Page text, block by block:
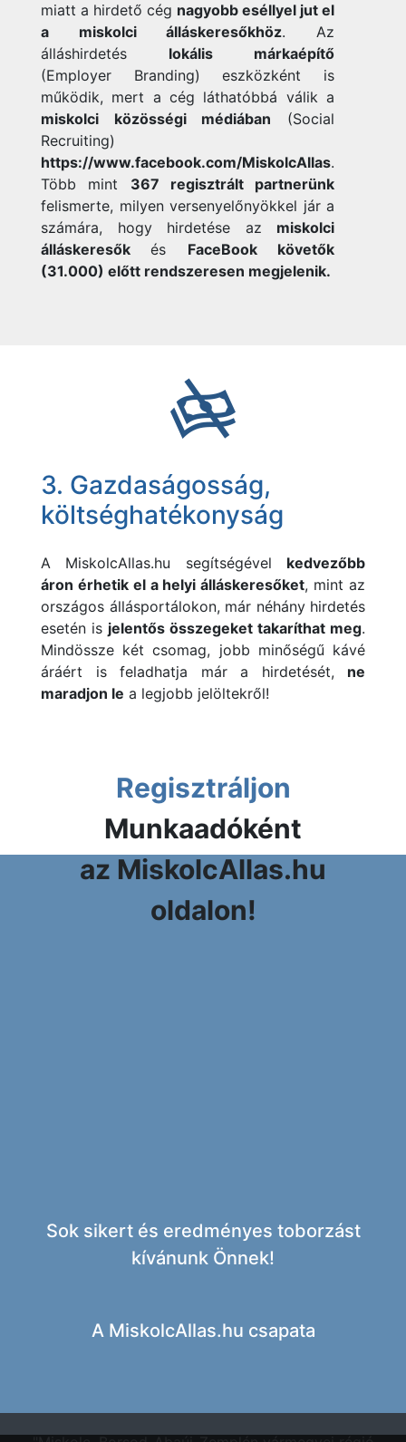
miatt a hirdető cég nagyobb eséllyel jut el
a miskolci álláskeresőkhöz. Az
álláshirdetés lokális márkaépítő
(Employer Branding) eszközként is
működik, mert a cég láthatóbbá válik a
miskolci közösségi médiában (Social
Recruiting)
https://www.facebook.com/MiskolcAllas.
Több mint 367 regisztrált partnerünk
felismerte, milyen versenyelőnyökkel jár a
számára, hogy hirdetése az miskolci
álláskeresőkés FaceBook követők
(31.000) előtt rendszeresen megjelenik.
3. Gazdaságosság,
költséghatékonyság
A MiskolcAllas.hu segítségével kedvezőbb
áron érhetik el a helyi álláskeresőket, mint az
országos állásportálokon, már néhány hirdetés
esetén is jelentős összegeket takaríthat meg.
Mindössze két csomag, jobb minőségű kávé
áráért is feladhatja már a hirdetését, ne
maradjon le a legjobb jelöltekről!
Regisztráljon
Munkaadóként
az MiskolcAllas.hu
oldalon!
Sok sikert és eredményes toborzást
kívánunk Önnek!
AMiskolcAllas.hu csapata